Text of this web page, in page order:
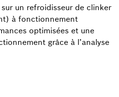
un refroidisseur de clinker
à fonctionnement
optimisées et une
grâce à l’analyse